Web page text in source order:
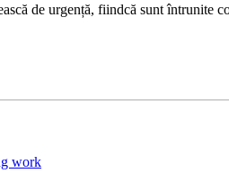
de urgență, fiindcă sunt întrunite